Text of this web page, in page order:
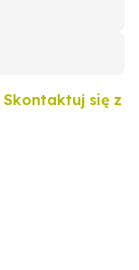
Skontaktuj się z